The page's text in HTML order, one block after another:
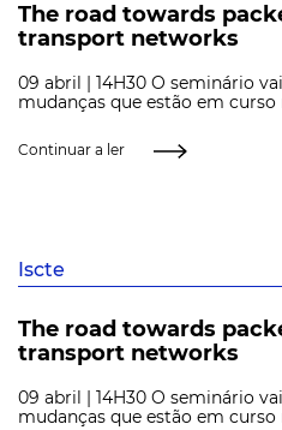
The road towards
transport networks
09 abril | 14H30 O seminário
mudanças que estão em curso
Continuar a ler
Iscte
The road towards
transport networks
09 abril | 14H30 O seminário
mudanças que estão em curso